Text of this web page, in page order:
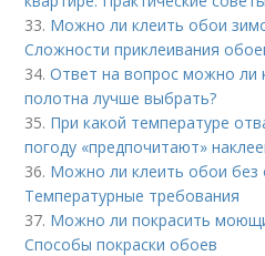
33. Можно ли клеить обои
Сложности приклеивания
34.Ответ на вопрос можно ли
полотна лучше выбрать?
35. При какой температуре
погоду «предпочитают»
36. Можно ли клеить обои без
Температурные требования
37. Можно ли покрасить
Способы покраски обоев